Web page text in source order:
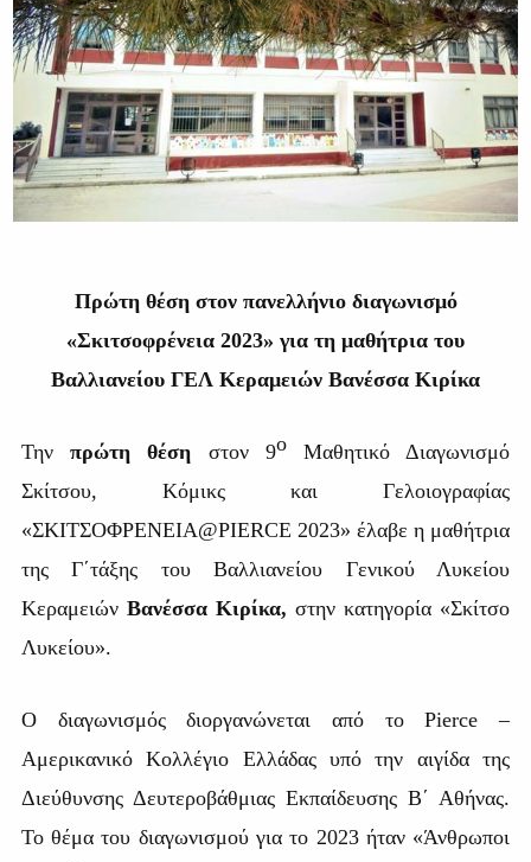
Πρώτη θέση στον πανελλήνιο διαγωνισμό
«Σκιτσοφρένεια 2023» για τη μαθήτρια του
Βαλλιανείου ΓΕΛ Κεραμειών Βανέσσα Κιρίκα
Τηνπρώτη θέση στον 9οΜαθητικό Διαγωνισμό
Σκίτσου, Κόμικς και Γελοιογραφίας
«ΣΚΙΤΣΟΦΡΕΝΕΙΑ@PIERCE 2023» έλαβε η μαθήτρια
της Γ΄τάξης του Βαλλιανείου Γενικού Λυκείου
Κεραμειών Βανέσσα Κιρίκα,στην κατηγορία «Σκίτσο
Λυκείου».
Ο διαγωνισμός διοργανώνεται από τοPierce –
Αμερικανικό Κολλέγιο Ελλάδας υπό την αιγίδα της
Διεύθυνσης Δευτεροβάθμιας Εκπαίδευσης Β΄ Αθήνας.
Το θέμα του διαγωνισμού για το 2023 ήταν «Άνθρωποι